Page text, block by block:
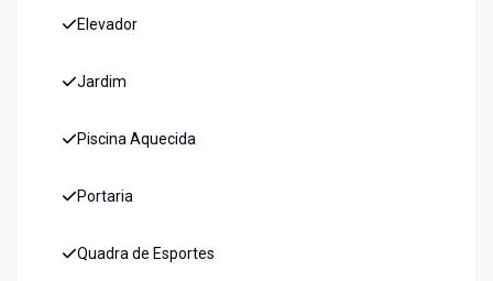
Elevador
Jardim
Piscina Aquecida
Portaria
Quadra de Esportes